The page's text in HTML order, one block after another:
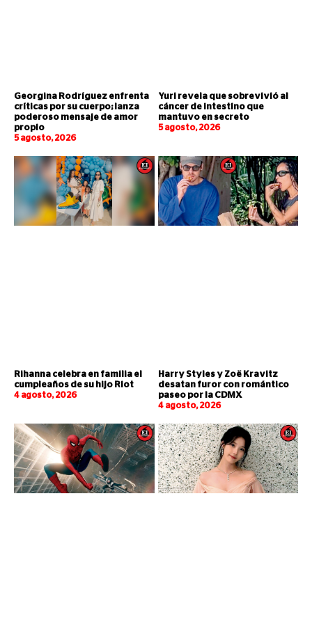
Georgina Rodríguez enfrenta
críticas por su cuerpo; lanza
poderoso mensaje de amor
propio
5 agosto, 2026
Yuri revela que sobrevivió al
cáncer de intestino que
mantuvo en secreto
5 agosto, 2026
Rihanna celebra en familia el
cumpleaños de su hijo Riot
4 agosto, 2026
Harry Styles y Zoë Kravitz
desatan furor con romántico
paseo por la CDMX
4 agosto, 2026